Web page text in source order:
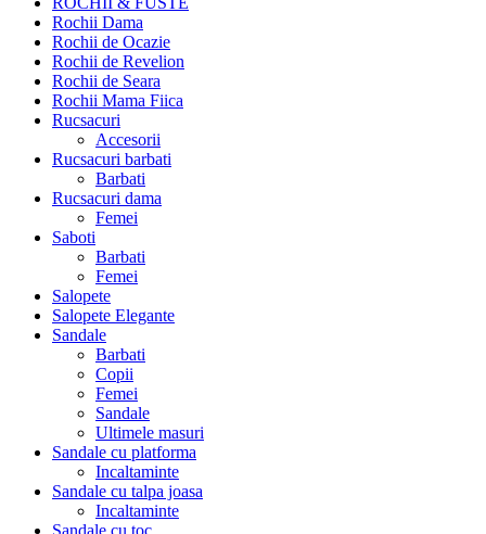
Rochii Dama
Rochii de Ocazie
Rochii de Revelion
Rochii de Seara
Rochii Mama Fiica
Rucsacuri
Accesorii
Rucsacuri barbati
Barbati
Rucsacuri dama
Femei
Saboti
Barbati
Femei
Salopete
Salopete Elegante
Sandale
Barbati
Copii
Femei
Sandale
Ultimele masuri
Sandale cu platforma
Incaltaminte
Sandale cu talpa joasa
Incaltaminte
Sandale cu toc